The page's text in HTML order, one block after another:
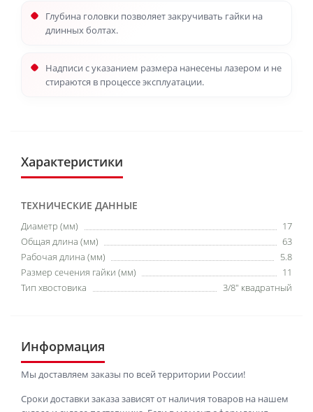
Глубина головки позволяет закручивать гайки на
длинных болтах.
Надписи с указанием размера нанесены лазером и не
стираются в процессе эксплуатации.
Характеристики
ТЕХНИЧЕСКИЕ ДАННЫЕ
Диаметр (мм)
17
Общая длина (мм)
63
Рабочая длина (мм)
5.8
Размер сечения гайки (мм)
11
Тип хвостовика
3/8″ квадратный
Информация
Мы доставляем заказы по всей территории России!
Сроки доставки заказа зависят от наличия товаров на нашем